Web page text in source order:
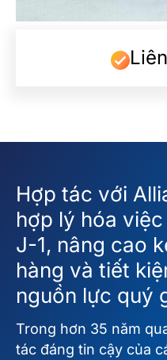
Hợp tác với
hợp lý hóa
J-1, nâng cao
hàng và tiết
nguồn lực quý
Trong hơn 35 năm
tác đáng tin cậy của